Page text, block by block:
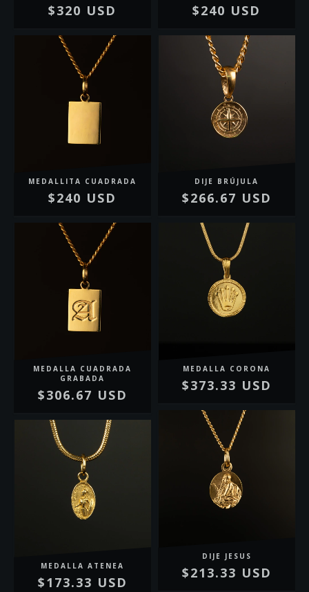
$320 USD $240 USD
MEDALLITA CUADRADA
$240 USD
DIJE BRÚJULA
$266.67 USD
MEDALLA CUADRADA
GRABADA
$306.67 USD
MEDALLA CORONA
$373.33 USD
MEDALLA ATENEA
$173.33 USD
DIJE JESUS
$213.33 USD